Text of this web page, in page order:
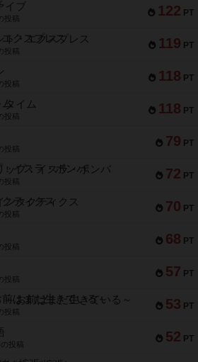
122 PT
イブ
投稿
119 PT
ト・エクスプレス
投稿
118 PT
投稿
118 PT
タイム
投稿
79 PT
投稿
72 PT
ップ：イスラ・ボンバ
投稿
70 PT
ンタクティクス
投稿
68 PT
投稿
57 PT
投稿
53 PT
お前はまだ生きている～
投稿
52 PT
投稿